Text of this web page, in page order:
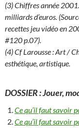
(3) Chiffres année
milliards d’euros.
recettes jeu vidéo en
#120 p.07).
(4) Cf Larousse : Art /
esthétique, artistique.
DOSSIER : Jouer,
Ce qu’il faut savoir
Ce qu’il faut savoir